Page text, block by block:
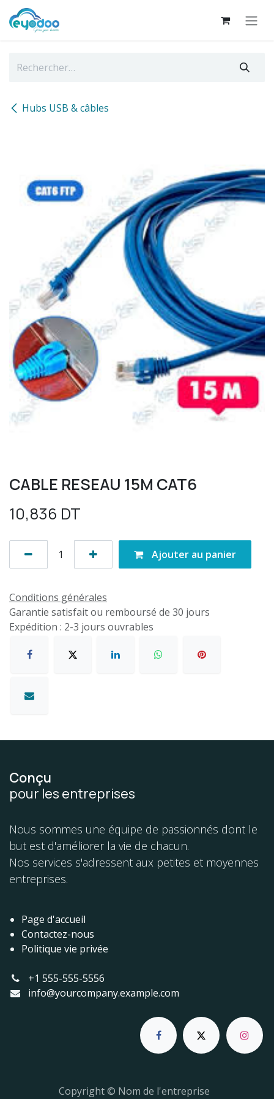
Se rendre au contenu
Hubs USB & câbles
CABLE RESEAU 15M CAT6
10,836 DT
Ajouter au panier
Conditions générales
Garantie satisfait ou remboursé de 30 jours
Expédition : 2-3 jours ouvrables
Conçu
pour les entreprises
Nous sommes une équipe de passionnés dont le
but est d'améliorer la vie de chacun.
Nos services s'adressent aux petites et moyennes
entreprises.
Page d'accueil
Contactez-nous
Politique vie privée
+1 555-555-5556
info@yourcompany.example.com
Copyright © Nom de l'entreprise